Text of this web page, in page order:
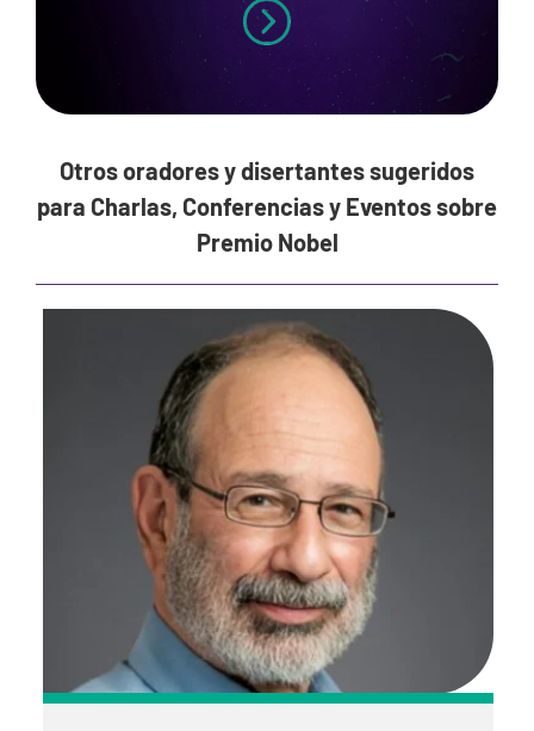
Otros oradores y disertantes sugeridos
para Charlas, Conferencias y Eventos sobre
Premio Nobel